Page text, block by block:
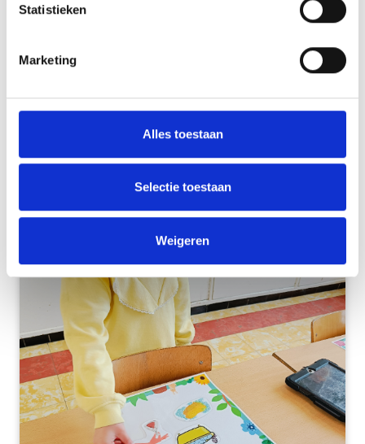
Statistieken
Marketing
Alles toestaan
Selectie toestaan
Weigeren
16 oktober 2025
hoekenwerk thema Halloween